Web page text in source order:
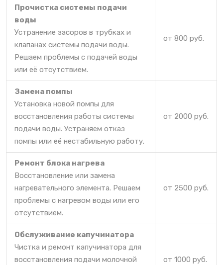
Прочистка системы подачи
воды
Устранение засоров в трубках и
клапанах системы подачи воды.
Решаем проблемы с подачей воды
или её отсутствием.
от 800 руб.
Замена помпы
Установка новой помпы для
восстановления работы системы
подачи воды. Устраняем отказ
помпы или её нестабильную работу.
от 2000 руб.
Ремонт блока нагрева
Восстановление или замена
нагревательного элемента. Решаем
проблемы с нагревом воды или его
отсутствием.
от 2500 руб.
Обслуживание капучинатора
Чистка и ремонт капучинатора для
восстановления подачи молочной
от 1000 руб.